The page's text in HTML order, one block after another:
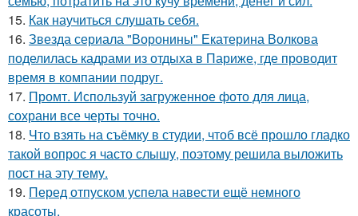
15. Как научиться слушать себя.
16. Звезда сериала "Воронины" Екатерина Волкова
поделилась кадрами из отдыха в Париже, где проводит
время в компании подруг.
17. Промт. Используй загруженное фото для лица,
сохрани все черты точно.
18. Что взять на съёмку в студии, чтоб всё прошло гладко
такой вопрос я часто слышу, поэтому решила выложить
пост на эту тему.
19. Перед отпуском успела навести ещё немного
красоты.